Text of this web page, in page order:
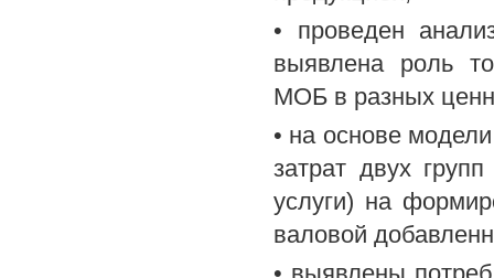
• проведен
выявлена роль
МОБ в разных
• на основе
затрат двух
услуги) на
валовой